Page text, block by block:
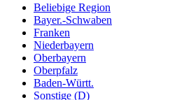
Beliebige Region
Bayer.-Schwaben
Franken
Niederbayern
Oberbayern
Oberpfalz
Baden-Württ.
Sonstige (D)